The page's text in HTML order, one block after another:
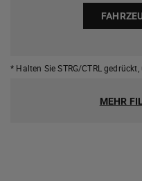
* Halten Sie STRG/CTRL gedrückt,
MEHR